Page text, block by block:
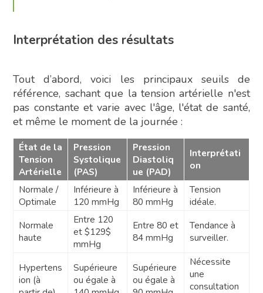
Interprétation des résultats
Tout d’abord, voici les principaux seuils de
référence, sachant que la tension artérielle n'est
pas constante et varie avec l'âge, l'état de santé,
et même le moment de la journée :
État de la
Tension
Artérielle
Pression
Systolique
(PAS)
Pression
Diastoliq
ue (PAD)
Interprétati
on
Normale /
Optimale
Inférieure à
120 mmHg
Inférieure à
80 mmHg
Tension
idéale.
Normale
haute
Entre 120
et $129$
mmHg
Entre 80 et
84 mmHg
Tendance à
surveiller.
Hypertens
ion (à
Supérieure
ou égale à
Supérieure
ou égale à
Nécessite
une
consultation